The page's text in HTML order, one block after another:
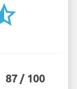
87 / 100